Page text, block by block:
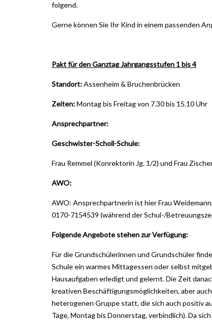
folgend.
Gerne können Sie Ihr Kind in einem passenden
Pakt für den Ganztag Jahrgangsstufen 1 bis 4
Standort:Assenheim & Bruchenbrücken
Zeiten:Montag bis Freitag von 7.30 bis 15.10 Uhr
Ansprechpartner:
Geschwister-Scholl-Schule:
Frau Remmel (Konrektorin Jg. 1/2) und Frau
AWO:
AWO: Ansprechpartnerin ist hier Frau
0170-7154539 (während der Schul-/
Folgende Angebote stehen zur Verfügung:
Für die Grundschülerinnen und Grundschüler
Schule ein warmes Mittagessen oder selbst
Hausaufgaben erledigt und gelernt. Die Zeit
kreativen Beschäftigungsmöglichkeiten, aber
heterogenen Gruppe statt, die sich auch positiv
Tage, Montag bis Donnerstag, verbindlich). Da